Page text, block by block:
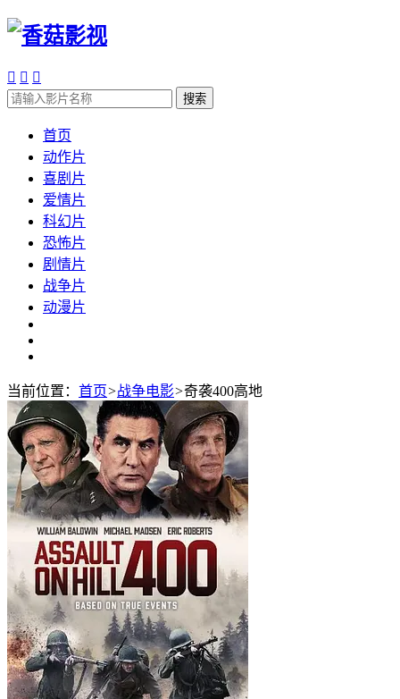
  
搜索
首页
动作片
喜剧片
爱情片
科幻片
恐怖片
剧情片
战争片
动漫片
当前位置： 首页>战争电影>奇袭400高地